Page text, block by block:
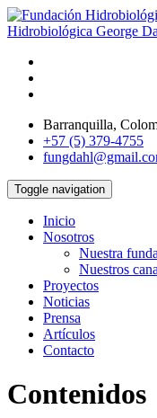
Barranquilla,
+57 (5) 379-4755
Toggle navigation
Inicio
Nosotros
Nuestra
Nuestros
Proyectos
Noticias
Prensa
Artículos
Contacto
Contenidos